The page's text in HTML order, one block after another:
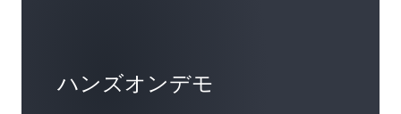
ハンズオンデモ